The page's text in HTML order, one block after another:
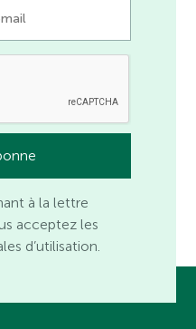
à la lettre
acceptez les
d’utilisation.